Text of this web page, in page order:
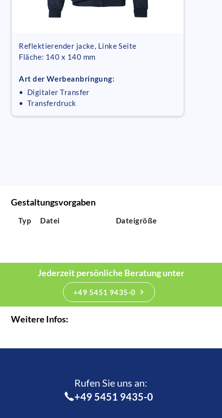
Reflektierender jacke, Linke Seite
Fläche: 140 x 140 mm
Art der Werbeanbringung:
• Digitaler Transfer
• Transferdruck
Gestaltungsvorgaben
Typ Datei Dateigröße
Jederzeit persönliche Beratung unter
+49 5451 9435-0
Weitere Infos:
Rufen Sie uns an:­
+49 5451 9435-0